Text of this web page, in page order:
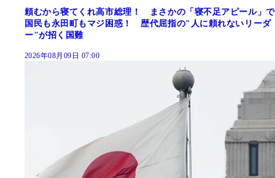
頼むから寝てくれ高市総理！ まさかの「寝不足アピール」で
国民も永田町もマジ困惑！ 歴代屈指の"人に頼れないリーダ
ー"が招く国難
2026年08月09日 07:00